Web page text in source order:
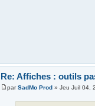
Re: Affiches : outils
parSadMo Prod» Jeu Juil 04,